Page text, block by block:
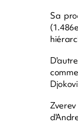
Sa